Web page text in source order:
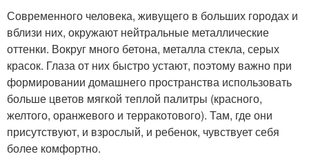
Современного человека, живущего в больших городах и
вблизи них, окружают нейтральные металлические
оттенки. Вокруг много бетона, металла стекла, серых
красок. Глаза от них быстро устают, поэтому важно при
формировании домашнего пространства использовать
больше цветов мягкой теплой палитры (красного,
желтого, оранжевого и терракотового). Там, где они
присутствуют, и взрослый, и ребенок, чувствует себя
более комфортно.